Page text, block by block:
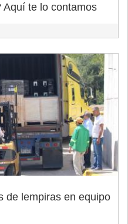
Aquí te lo contamos
de lempiras en equipo